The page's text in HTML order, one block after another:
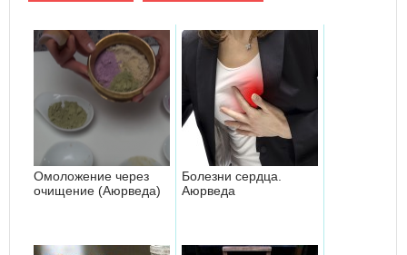
Омоложение через
очищение (Аюрведа)
Болезни сердца.
Аюрведа